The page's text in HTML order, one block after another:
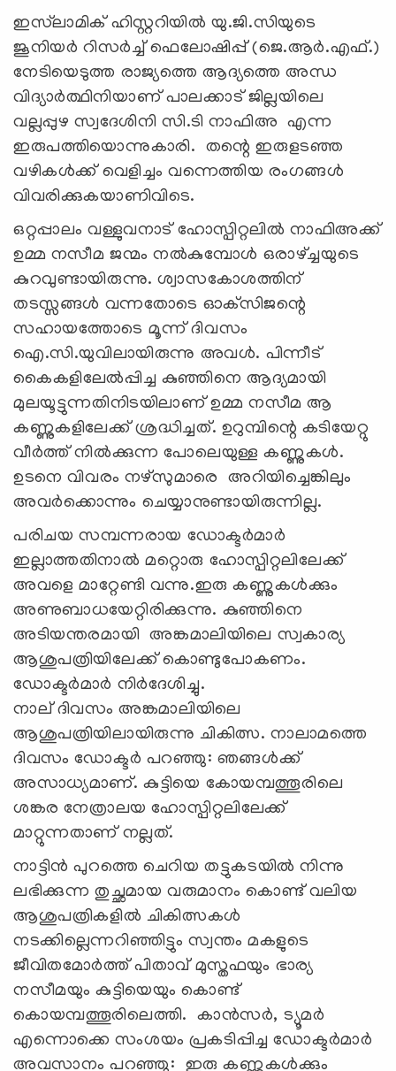
ഇസ്‌ലാമിക് ഹിസ്റ്ററിയില്‍ യു.ജി.സിയുടെ
ജൂനിയര്‍ റിസര്‍ച്ച് ഫെലോഷിപ്പ് (ജെ.ആര്‍.എഫ്.)
നേടിയെടുത്ത രാജ്യത്തെ ആദ്യത്തെ അന്ധ
വിദ്യാര്‍ത്ഥിനിയാണ് പാലക്കാട് ജില്ലയിലെ
വല്ലപ്പുഴ സ്വദേശിനി സി.ടി നാഫിഅ എന്ന
ഇരുപത്തിയൊന്നുകാരി. തന്റെ ഇരുളടഞ്ഞ
വഴികള്‍ക്ക് വെളിച്ചം വന്നെത്തിയ രംഗങ്ങള്‍
വിവരിക്കുകയാണിവിടെ.
ഒറ്റപ്പാലം വള്ളുവനാട് ഹോസ്പിറ്റലില്‍ നാഫിഅക്ക്
ഉമ്മ നസീമ ജന്മം നല്‍കുമ്പോള്‍ ഒരാഴ്ച്ചയുടെ
കുറവുണ്ടായിരുന്നു. ശ്വാസകോശത്തിന്
തടസ്സങ്ങള്‍ വന്നതോടെ ഓക്‌സിജന്റെ
സഹായത്തോടെ മൂന്ന് ദിവസം
ഐ.സി.യുവിലായിരുന്നു അവള്‍. പിന്നീട്
കൈകളിലേല്‍പ്പിച്ച കുഞ്ഞിനെ ആദ്യമായി
മുലയൂട്ടുന്നതിനിടയിലാണ് ഉമ്മ നസീമ ആ
കണ്ണുകളിലേക്ക് ശ്രദ്ധിച്ചത്. ഉറുമ്പിന്റെ കടിയേറ്റു
വീര്‍ത്ത് നില്‍ക്കുന്ന പോലെയുള്ള കണ്ണുകള്‍.
ഉടനെ വിവരം നഴ്‌സുമാരെ അറിയിച്ചെങ്കിലും
അവര്‍ക്കൊന്നും ചെയ്യാനുണ്ടായിരുന്നില്ല.
പരിചയ സമ്പന്നരായ ഡോക്ടര്‍മാര്‍
ഇല്ലാത്തതിനാല്‍ മറ്റൊരു ഹോസ്പിറ്റലിലേക്ക്
അവളെ മാറ്റേണ്ടി വന്നു.ഇരു കണ്ണുകള്‍ക്കും
അണുബാധയേറ്റിരിക്കുന്നു. കുഞ്ഞിനെ
അടിയന്തരമായി അങ്കമാലിയിലെ സ്വകാര്യ
ആശുപത്രിയിലേക്ക് കൊണ്ടുപോകണം.
ഡോക്ടര്‍മാര്‍ നിര്‍ദേശിച്ചു.
നാല് ദിവസം അങ്കമാലിയിലെ
ആശുപത്രിയിലായിരുന്നു ചികിത്സ. നാലാമത്തെ
ദിവസം ഡോക്ടര്‍ പറഞ്ഞു: ഞങ്ങള്‍ക്ക്
അസാധ്യമാണ്. കുട്ടിയെ കോയമ്പത്തൂരിലെ
ശങ്കര നേത്രാലയ ഹോസ്പിറ്റലിലേക്ക്
മാറ്റുന്നതാണ് നല്ലത്.
നാട്ടിന്‍ പുറത്തെ ചെറിയ തട്ടുകടയില്‍ നിന്നു
ലഭിക്കുന്ന തുച്ഛമായ വരുമാനം കൊണ്ട് വലിയ
ആശുപത്രികളില്‍ ചികിത്സകള്‍
നടക്കില്ലെന്നറിഞ്ഞിട്ടും സ്വന്തം മകളുടെ
ജീവിതമോര്‍ത്ത് പിതാവ് മുസ്തഫയും ഭാര്യ
നസീമയും കുട്ടിയെയും കൊണ്ട്
കൊയമ്പത്തൂരിലെത്തി. കാന്‍സര്‍, ട്യൂമര്‍
എന്നൊക്കെ സംശയം പ്രകടിപ്പിച്ച ഡോക്ടര്‍മാര്‍
അവസാനം പറഞ്ഞു: ഇരു കണ്ണുകള്‍ക്കും